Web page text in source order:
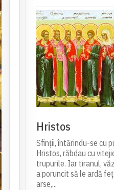
Hristos
Sfinții, întărindu-se cu
Hristos, răbdau cu
trupurile. Iar tiranul,
a poruncit să le ardă
arse,...